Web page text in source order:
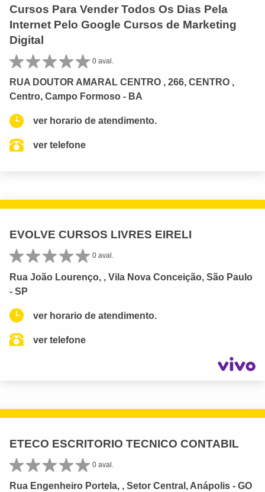
Cursos Para Vender Todos Os Dias Pela
Internet Pelo Google Cursos de Marketing
Digital
0 aval.
RUA DOUTOR AMARAL CENTRO , 266, CENTRO ,
Centro, Campo Formoso - BA
ver horario de atendimento.
ver telefone
EVOLVE CURSOS LIVRES EIRELI
0 aval.
Rua João Lourenço, , Vila Nova Conceição, São Paulo
- SP
ver horario de atendimento.
ver telefone
ETECO ESCRITORIO TECNICO CONTABIL
0 aval.
Rua Engenheiro Portela, , Setor Central, Anápolis - GO